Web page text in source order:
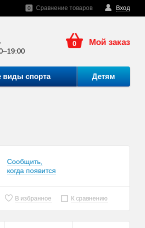
Вход
0 Сравнение товаров
0 Мой заказ
виды спорта Детям
Сообщить,
когда появится
В избранное К сравнению